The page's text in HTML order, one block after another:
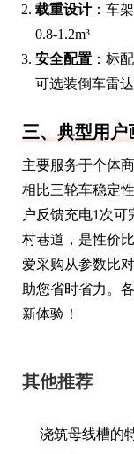
载重设计：车
0.8-1.2m³
安全配置 ：标
可选装倒车雷达
三、典型用户
主要服务于个体
相比三轮车稳定
户反馈充电1次可
村巷道，是性价
爱采购从参数比
助您省时省力。
新体验！
其他推荐
浇筑母线槽的